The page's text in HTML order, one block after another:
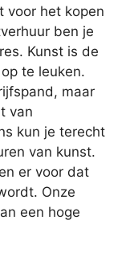
voor het kopen
ben je
Kunst is de
te leuken.
maar
van
kun je terecht
van kunst.
er voor dat
Onze
een hoge